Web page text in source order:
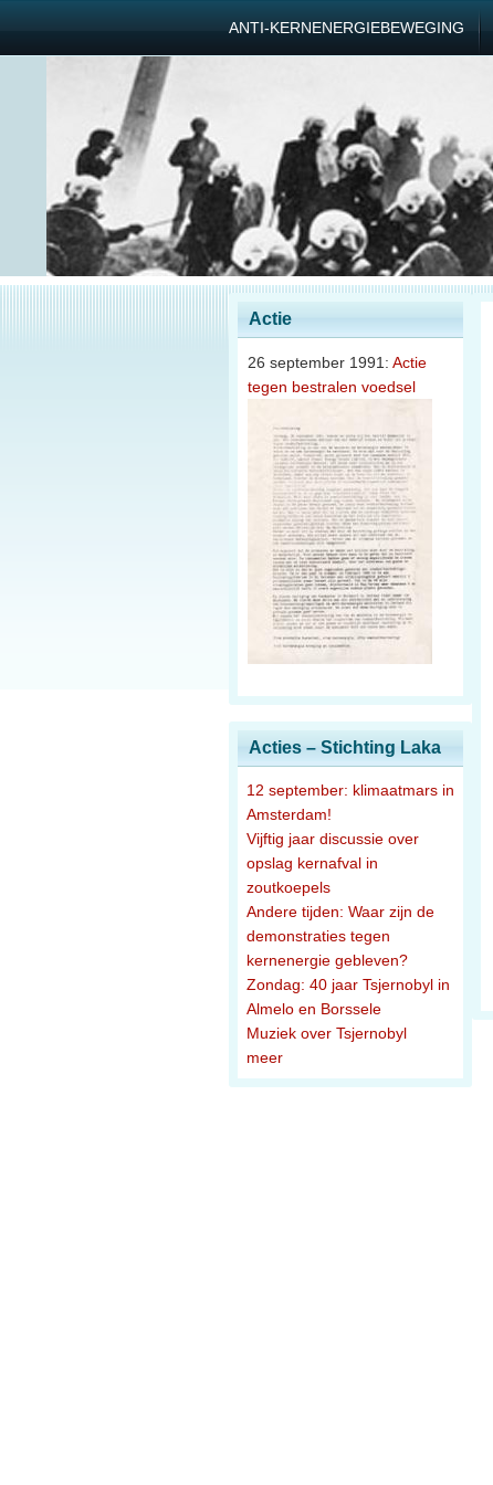
ANTI-KERNENERGIEBEWEGING
Actie
26 september 1991: Actie
tegen bestralen voedsel
Acties – Stichting Laka
12 september: klimaatmars in
Amsterdam!
Vijftig jaar discussie over
opslag kernafval in
zoutkoepels
Andere tijden: Waar zijn de
demonstraties tegen
kernenergie gebleven?
Zondag: 40 jaar Tsjernobyl in
Almelo en Borssele
Muziek over Tsjernobyl
meer